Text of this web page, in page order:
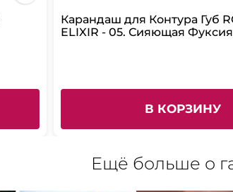
Карандаш для Контура Губ
ELIXIR - 05. Сияющая Фуксия
В КОРЗИНУ
Ещё больше о